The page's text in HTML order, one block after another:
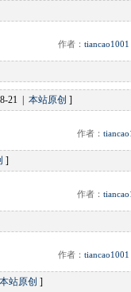
作者： tiancao1001
21 | 本站原创 ]
作者：
]
作者：
作者： tiancao1001
本站原创 ]